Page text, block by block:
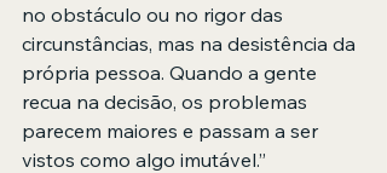
no obstáculo ou no rigor das
circunstâncias, mas na desistência da
própria pessoa. Quando a gente
recua na decisão, os problemas
parecem maiores e passam a ser
vistos como algo imutável.”